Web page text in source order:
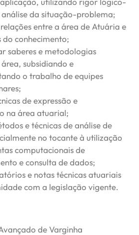
da situação-problema;
entre a área de Atuária e
do conhecimento;
saberes e metodologias
subsidiando e
o trabalho de equipes
de expressão e
na área atuarial;
e técnicas de análise de
no tocante à utilização
computacionais de
e consulta de dados;
e notas técnicas atuariais
com a legislação vigente.
de Varginha